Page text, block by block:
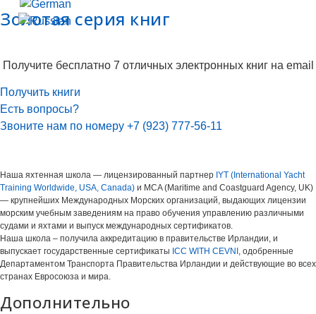
Золотая серия книг
Получите бесплатно 7 отличных электронных книг на email
Получить книги
Есть вопросы?
Звоните нам по номеру +7 (923) 777-56-11
Наша яхтенная школа — лицензированный партнер IYT (International Yacht
Training Worldwide, USA, Canada) и MCA (Maritime and Coastguard Agency, UK)
— крупнейших Международных Морских организаций, выдающих лицензии
морским учебным заведениям на право обучения управлению различными
судами и яхтами и выпуск международных сертификатов.
Наша школа – получила аккредитацию в правительстве Ирландии, и
выпускает государственные сертификаты ICC WITH CEVNI , одобренные
Департаментом Транспорта Правительства Ирландии и действующие во всех
странах Евросоюза и мира.
Дополнительно